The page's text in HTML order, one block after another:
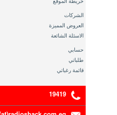
الشركات
العروض المميزة
الاسئلة الشائعة
حسابي
طلباتي
قائمة رغباتي
19419